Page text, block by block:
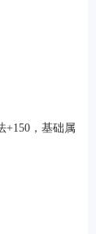
+150，基础属